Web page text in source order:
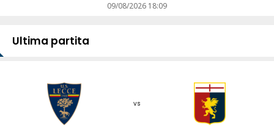
09/08/2026 18:09
Ultima partita
vs